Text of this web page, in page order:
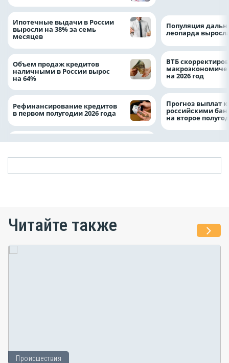
Ипотечные выдачи в России
выросли на 38% за семь
месяцев
Объем продаж кредитов
наличными в России вырос
на 64%
Рефинансирование кредитов
в первом полугодии 2026 года
Популяция
леопарда
ВТБ
на 2026 год
Прогноз выплат
российскими
на второе
Читайте также
Происшествия